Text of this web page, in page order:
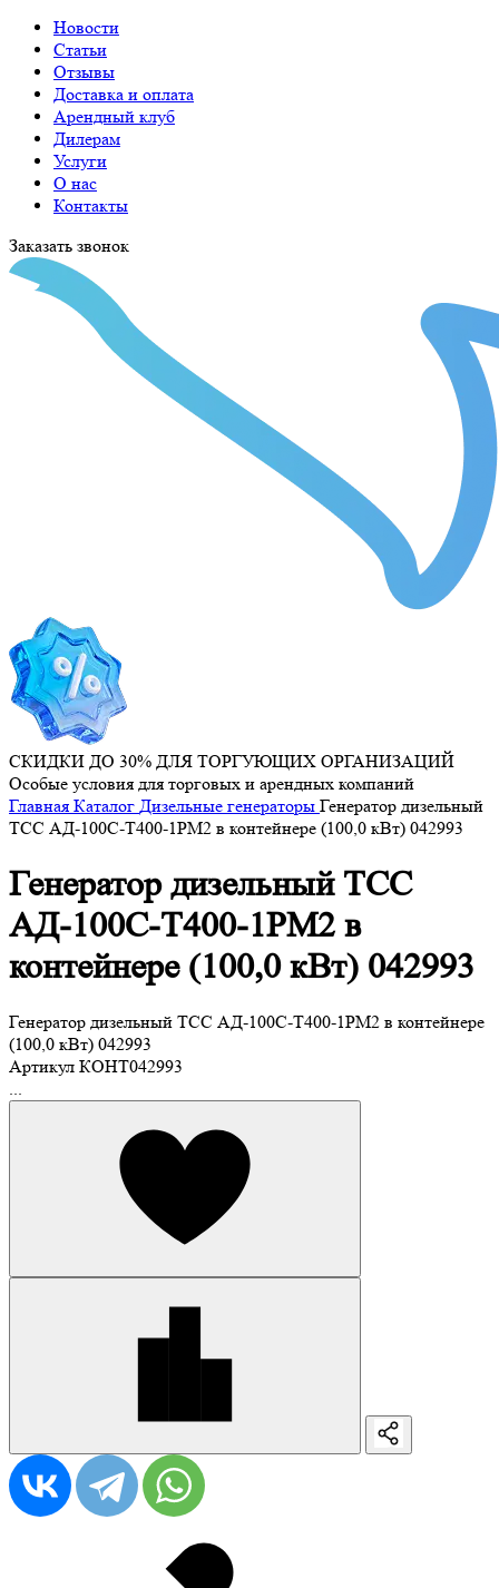
Новости
Статьи
Отзывы
Доставка и оплата
Арендный клуб
Дилерам
Услуги
О нас
Контакты
Заказать звонок
СКИДКИ ДО 30% ДЛЯ ТОРГУЮЩИХ ОРГАНИЗАЦИЙ
Особые условия для торговых и арендных компаний
Главная Каталог Дизельные генераторы Генератор дизельный
ТСС АД-100С-Т400-1РМ2 в контейнере (100,0 кВт) 042993
Генератор дизельный ТСС
АД-100С-Т400-1РМ2 в
контейнере (100,0 кВт) 042993
Генератор дизельный ТСС АД-100С-Т400-1РМ2 в контейнере
(100,0 кВт) 042993
Артикул КОНТ042993
...